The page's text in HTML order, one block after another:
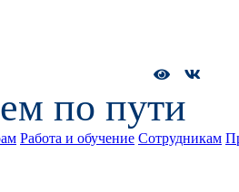
по пути
Работа и обучение Сотрудникам